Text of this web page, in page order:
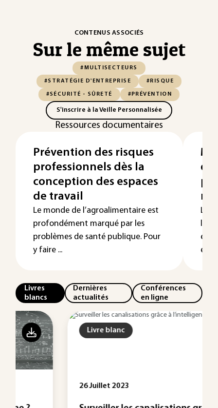
CONTENUS ASSOCIÉS
Sur le même sujet
#MULTISECTEURS
#STRATÉGIE D'ENTREPRISE #RISQUE
#SÉCURITÉ - SÛRETÉ #PRÉVENTION
S'inscrire à la Veille Personnalisée
Ressources documentaires
Prévention des risques
professionnels dès la
conception des espaces
de travail
Le monde de l’agroalimentaire est
profondément marqué par les
problèmes de santé publique. Pour
y faire ...
La
la
est
Livres
blancs
Dernières
actualités
Conférences
en ligne
Livre blanc
26 Juillet 2023